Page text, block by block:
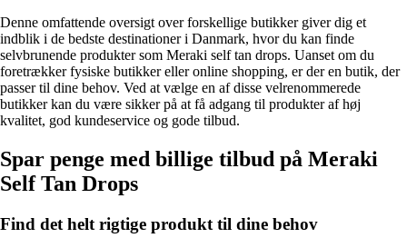
Denne omfattende oversigt over forskellige butikker giver dig et
indblik i de bedste destinationer i Danmark, hvor du kan finde
selvbrunende produkter som Meraki self tan drops. Uanset om du
foretrækker fysiske butikker eller online shopping, er der en butik, der
passer til dine behov. Ved at vælge en af disse velrenommerede
butikker kan du være sikker på at få adgang til produkter af høj
kvalitet, god kundeservice og gode tilbud.
Spar penge med billige tilbud på Meraki
Self Tan Drops
Find det helt rigtige produkt til dine behov